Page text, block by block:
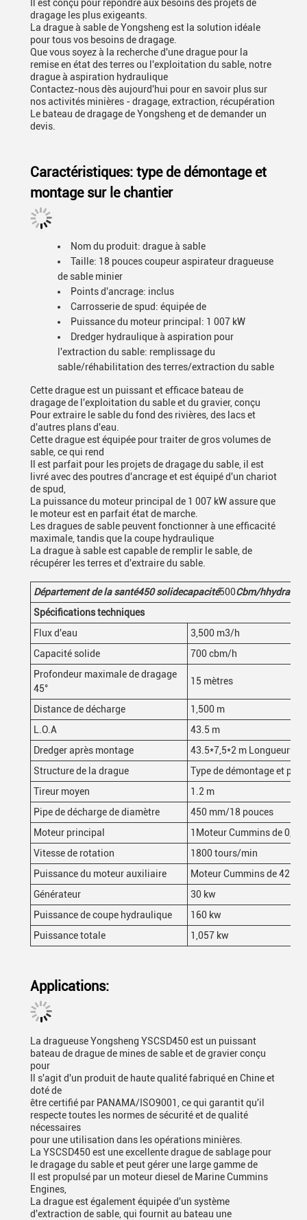
Il est conçu pour répondre aux besoins des projets de
dragage les plus exigeants.
La drague à sable de Yongsheng est la solution idéale
pour tous vos besoins de dragage.
Que vous soyez à la recherche d'une drague pour la
remise en état des terres ou l'exploitation du sable, notre
drague à aspiration hydraulique
Contactez-nous dès aujourd'hui pour en savoir plus sur
nos activités minières - dragage, extraction, récupération
Le bateau de dragage de Yongsheng et de demander un
devis.
Caractéristiques: type de démontage et
montage sur le chantier
Nom du produit: drague à sable
Taille: 18 pouces coupeur aspirateur dragueuse
de sable minier
Points d'ancrage: inclus
Carrosserie de spud: équipée de
Puissance du moteur principal: 1 007 kW
Dredger hydraulique à aspiration pour
l'extraction du sable: remplissage du
sable/réhabilitation des terres/extraction du sable
Cette drague est un puissant et efficace bateau de
dragage de l'exploitation du sable et du gravier, conçu
Pour extraire le sable du fond des rivières, des lacs et
d'autres plans d'eau.
Cette drague est équipée pour traiter de gros volumes de
sable, ce qui rend
Il est parfait pour les projets de dragage du sable, il est
livré avec des poutres d'ancrage et est équipé d'un chariot
de spud,
La puissance du moteur principal de 1 007 kW assure que
le moteur est en parfait état de marche.
Les dragues de sable peuvent fonctionner à une efficacité
maximale, tandis que la coupe hydraulique
La drague à sable est capable de remplir le sable, de
récupérer les terres et d'extraire du sable.
Département de la santé450 solidecapacité500Cbm/h
Spécifications techniques
Flux d'eau
3,500 m3/h
Capacité solide
700 cbm/h
Profondeur maximale de dragage
45°
15 mètres
Distance de décharge
1,500 m
L.O.A
43.5 m
Dredger après montage
43.5*7,5*2 m Longueur*
Structure de la drague
Type de démontage et
Tireur moyen
1.2 m
Pipe de décharge de diamètre
450 mm/18 pouces
Moteur principal
1Moteur Cummins de
Vitesse de rotation
1800 tours/min
Puissance du moteur auxiliaire
Moteur Cummins de 425
Générateur
30 kw
Puissance de coupe hydraulique
160 kw
Puissance totale
1,057 kw
Applications:
La dragueuse Yongsheng YSCSD450 est un puissant
bateau de drague de mines de sable et de gravier conçu
pour
Il s'agit d'un produit de haute qualité fabriqué en Chine et
doté de
être certifié par PANAMA/ISO9001, ce qui garantit qu'il
respecte toutes les normes de sécurité et de qualité
nécessaires
pour une utilisation dans les opérations minières.
La YSCSD450 est une excellente drague de sablage pour
le dragage du sable et peut gérer une large gamme de
Il est propulsé par un moteur diesel de Marine Cummins
Engines,
La drague est également équipée d'un système
d'extraction de sable, qui fournit au bateau une